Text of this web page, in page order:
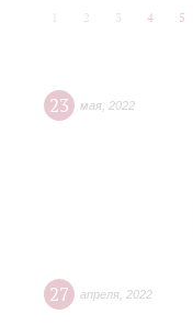
2 3 4 5
23 мая 2022
27 апреля 2022